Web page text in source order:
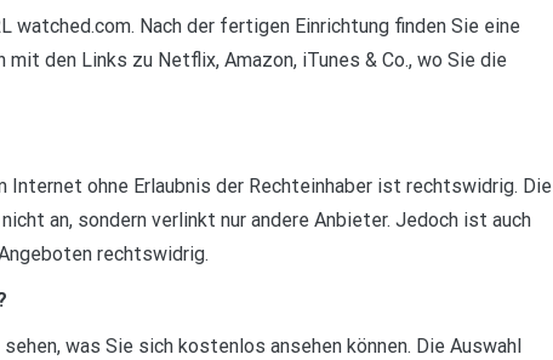
watched.com. Nach der fertigen Einrichtung finden Sie eine
den Links zu Netflix, Amazon, iTunes & Co., wo Sie die
ohne Erlaubnis der Rechteinhaber ist rechtswidrig. Die
an, sondern verlinkt nur andere Anbieter. Jedoch ist auch
rechtswidrig.
was Sie sich kostenlos ansehen können. Die Auswahl